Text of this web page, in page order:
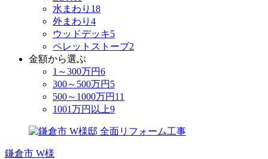
水まわり 18
外まわり 4
ウッドデッキ5
ペレットストーブ2
金額から選ぶ
1～300万円6
300～500万円 5
500～1000万円 11
1001万円以上9
鎌倉市 W様